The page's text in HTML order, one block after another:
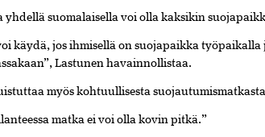
yhdellä suomalaisella voi olla kaksikin
käydä, jos ihmisellä on suojapaikka työpaikalla
Lastunen havainnollistaa.
myös kohtuullisesta
matka ei voi olla kovin pitkä.”